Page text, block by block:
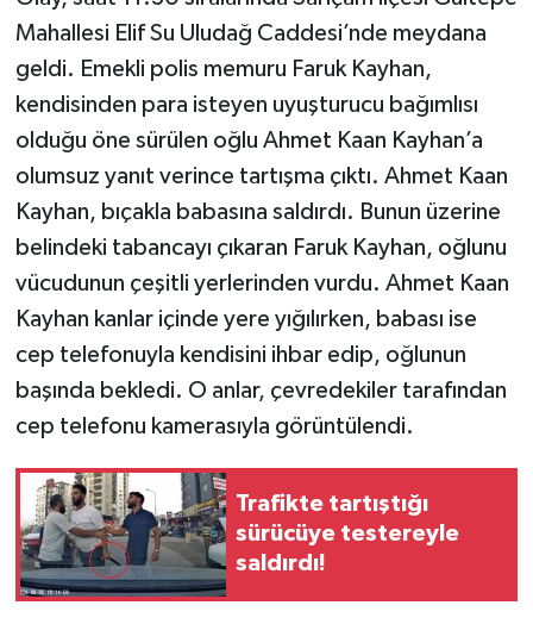
Mahallesi Elif Su Uludağ Caddesi’nde meydana
geldi. Emekli polis memuru Faruk Kayhan,
kendisinden para isteyen uyuşturucu bağımlısı
olduğu öne sürülen oğlu Ahmet Kaan Kayhan’a
olumsuz yanıt verince tartışma çıktı. Ahmet Kaan
Kayhan, bıçakla babasına saldırdı. Bunun üzerine
belindeki tabancayı çıkaran Faruk Kayhan, oğlunu
vücudunun çeşitli yerlerinden vurdu. Ahmet Kaan
Kayhan kanlar içinde yere yığılırken, babası ise
cep telefonuyla kendisini ihbar edip, oğlunun
başında bekledi. O anlar, çevredekiler tarafından
cep telefonu kamerasıyla görüntülendi.
Trafikte tartıştığı
sürücüye testereyle
saldırdı!